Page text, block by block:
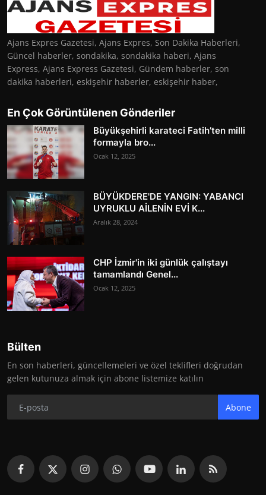
Ajans Expres Gazetesi, Ajans Expres, Son Dakika Haberleri,
Güncel haberler, sondakika, sondakika haberi, Ajans
Express, Ajans Express Gazetesi, Gündem haberler, son
dakika haberleri, eskişehir haberler, eskişehir haber,
En Çok Görüntülenen Gönderiler
Büyükşehirli karateci Fatih’ten milli
formayla bro...
Ocak 12, 2025
BÜYÜKDERE'DE YANGIN: YABANCI
UYRUKLU AİLENİN EVİ K...
Aralık 28, 2024
CHP İzmir'in iki günlük çalıştayı
tamamlandı Genel...
Ocak 12, 2025
Bülten
En son haberleri, güncellemeleri ve özel teklifleri doğrudan
gelen kutunuza almak için abone listemize katılın
Abone